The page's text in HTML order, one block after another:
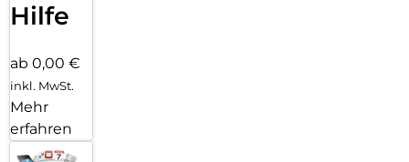
Hilfe
ab 0,00 €
inkl. MwSt.
Mehr
erfahren